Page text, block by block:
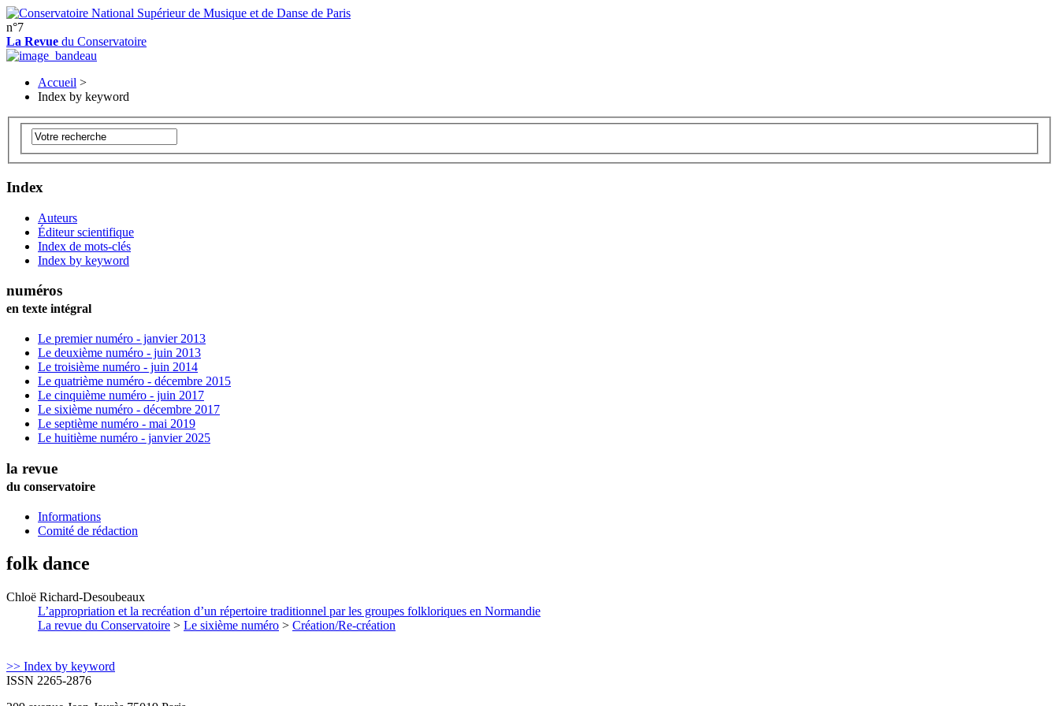
n°7
La Revue du Conservatoire
Accueil >
Index by keyword
Index
Auteurs
Éditeur scientifique
Index de mots-clés
Index by keyword
numéros
en texte intégral
Le premier numéro - janvier 2013
Le deuxième numéro - juin 2013
Le troisième numéro - juin 2014
Le quatrième numéro - décembre 2015
Le cinquième numéro - juin 2017
Le sixième numéro - décembre 2017
Le septième numéro - mai 2019
Le huitième numéro - janvier 2025
la revue
du conservatoire
Informations
Comité de rédaction
folk dance
Chloë Richard-Desoubeaux
L’appropriation et la recréation d’un répertoire traditionnel par les groupes folkloriques en Normandie
La revue du Conservatoire > Le sixième numéro > Création/Re-création
>> Index by keyword
ISSN 2265-2876